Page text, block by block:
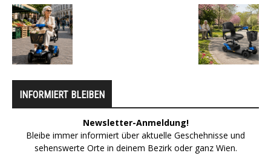
INFORMIERT BLEIBEN
Newsletter-Anmeldung!
Bleibe immer informiert über aktuelle Geschehnisse und
sehenswerte Orte in deinem Bezirk oder ganz Wien.